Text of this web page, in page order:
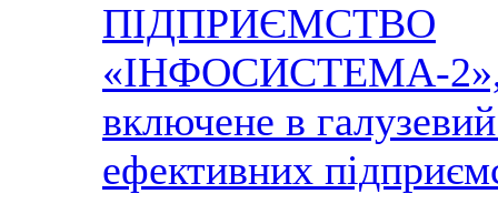
ПІДПРИЄМСТВО
«ІНФОСИСТЕМА-2»,
включене в
ефективних